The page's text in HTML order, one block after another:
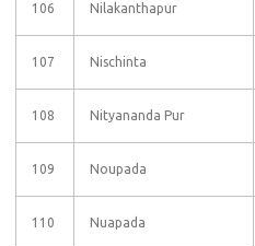
106 Nilakanthapur
107 Nischinta
108 Nityananda Pur
109 Noupada
110 Nuapada